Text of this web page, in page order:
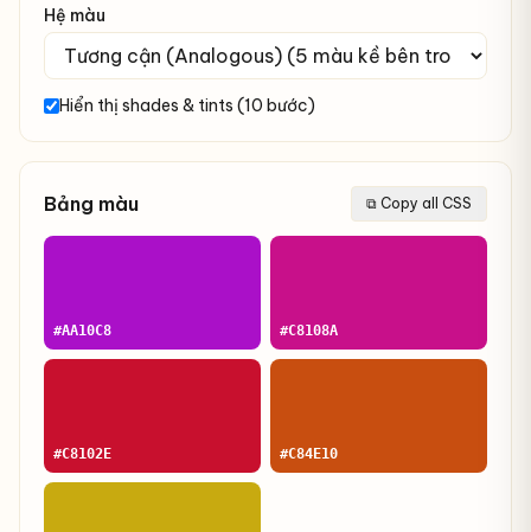
Hệ màu
Hiển thị shades & tints (10 bước)
Bảng màu ⧉ Copy all CSS
#AA10C8 #C8108A
#C8102E #C84E10